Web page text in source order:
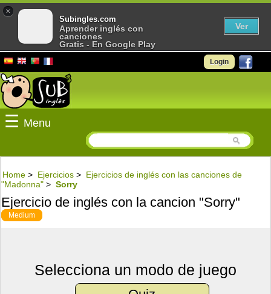
Login
☰ Menu
Home > Ejercicios > Ejercicios de inglés con las canciones de
"Madonna" > Sorry
Ejercicio de inglés con la cancion "Sorry"
Medium
Selecciona un modo de juego
×
Subingles.com
Aprender inglés con
canciones
Gratis - En Google Play
Ver